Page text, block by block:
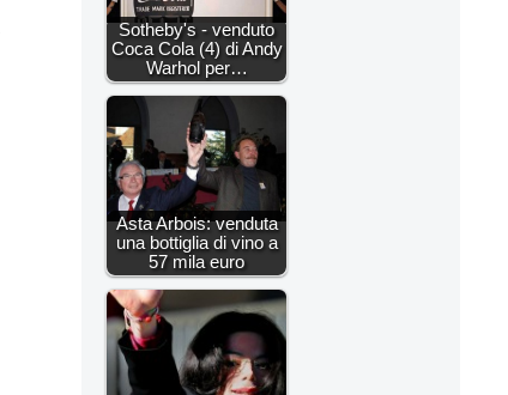
Sotheby's - venduto
Coca Cola (4) di Andy
Warhol per…
Asta Arbois: venduta
una bottiglia di vino a
57 mila euro